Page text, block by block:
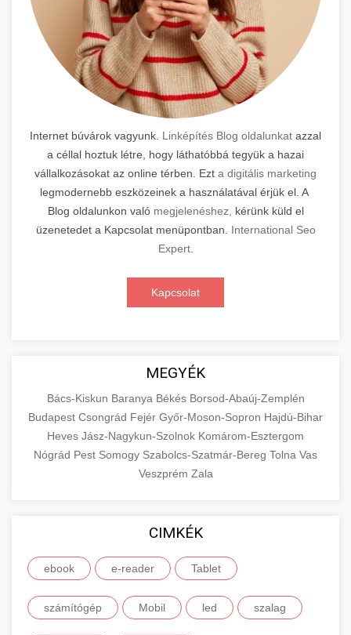
Internet búvárok vagyunk. Linképítés Blog oldalunkat azzal
a céllal hoztuk létre, hogy láthatóbbá tegyük a hazai
vállalkozásokat az online térben. Ezt a digitális marketing
legmodernebb eszközeinek a használatával érjük el. A
Blog oldalunkon való megjelenéshez,
kérünk küld el
üzenetedet a Kapcsolat menüpontban. International Seo
Expert.
Kapcsolat
MEGYÉK
Bács-Kiskun Baranya Békés Borsod-Abaúj-Zemplén
Budapest Csongrád Fejér Győr-Moson-Sopron Hajdú-Bihar
Heves Jász-Nagykun-Szolnok Komárom-Esztergom
Nógrád Pest Somogy Szabolcs-Szatmár-Bereg Tolna Vas
Veszprém Zala
CIMKÉK
ebook e-reader Tablet
számítógép Mobil led szalag